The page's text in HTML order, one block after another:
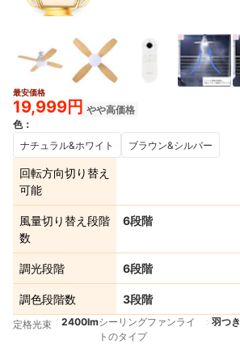
最安価格
19,999円 やや高価格
色：
ナチュラル&ホワイト
ブラウン&シルバー
回転方向切り替え
可能
風量切り替え段階
数
6段階
調光段階 6段階
調色段階数 3段階
定格光束 2400lmシーリングファンライ
トのタイプ
羽つき